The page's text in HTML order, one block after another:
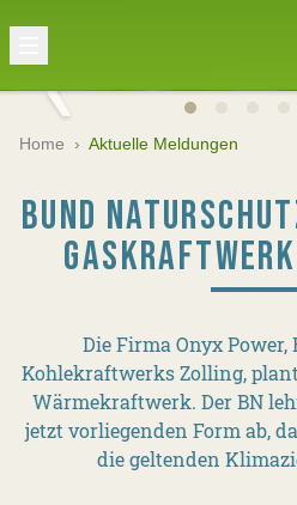
Home › Aktuelle Meldungen
BUND
Die Firma Onyx
Kohlekraftwerks Zolling,
Wärmekraftwerk. Der BN
jetzt vorliegenden Form ab,
die geltenden